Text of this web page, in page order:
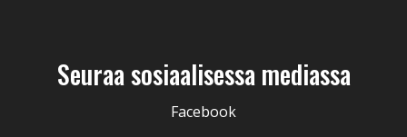
Seuraa sosiaalisessa mediassa
Facebook